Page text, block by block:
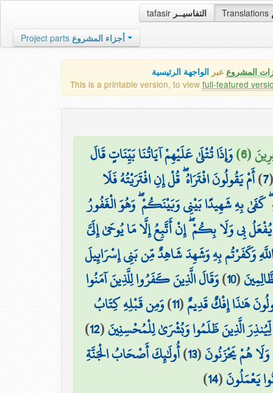
tafasir التفاسيــر Translations
Project parts أجزاء المشروع
المشروع عبر الواجهة الرئيسية
This is a printable version, to view full-featured
(6) وَإِذَا تُتْلَىٰ عَلَيْهِمْ آيَاتُنَا بَيِّنَاتٍ قَالَ
7
)أَمْ يَقُولُونَ افْتَرَاهُ ۖ قُلْ إِنِ افْتَرَيْتُهُ فَلَا
بِهِ شَهِيدًا بَيْنِي وَبَيْنَكُمْ ۖ وَهُوَ الْغَفُورُ
بِي وَلَا بِكُمْ ۖ إِنْ أَتَّبِعُ إِلَّا مَا يُوحَىٰ إِلَيَّ
وَكَفَرْتُم بِهِ وَشَهِدَ شَاهِدٌ مِّن بَنِي إِسْرَائِيلَ
(
10
)وَقَالَ الَّذِينَ كَفَرُوا لِلَّذِينَ آمَنُوا
هَٰذَا إِفْكٌ قَدِيمٌ(
11
)وَمِن قَبْلِهِ كِتَابُ
الَّذِينَ ظَلَمُوا وَبُشْرَىٰ لِلْمُحْسِنِينَ(
12
)
وَلَا هُمْ يَحْزَنُونَ(
13
)أُولَٰئِكَ أَصْحَابُ الْجَنَّةِ
يَعْمَلُونَ(
14
)